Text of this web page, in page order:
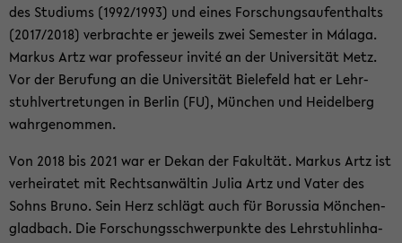
des Stu­di­ums (1992/1993) und eines For­schungs­auf­ent­halts
(2017/2018) ver­brach­te er je­weils zwei Se­mes­ter in Málaga.
Mar­kus Artz war pro­fes­seur invité an der Uni­ver­si­tät Metz.
Vor der Be­ru­fung an die Uni­ver­si­tät Bie­le­feld hat er Lehr­
stuhl­ver­tre­tun­gen in Ber­lin (FU), Mün­chen und Hei­del­berg
wahr­ge­nom­men.
Von 2018 bis 2021 war er Dekan der Fa­kul­tät. Mar­kus Artz ist
ver­hei­ra­tet mit Rechts­an­wäl­tin Julia Artz und Vater des
Sohns Bruno. Sein Herz schlägt auch für Bo­rus­sia Mön­chen­
glad­bach. Die For­schungs­schwer­punk­te des Lehr­stuhl­in­ha­